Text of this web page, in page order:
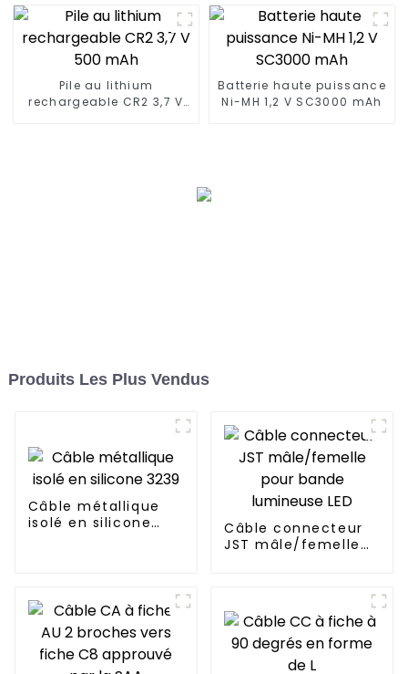
Pile au lithium
rechargeable CR2 3,7 V
Batterie haute puissance
Ni-MH 1,2 V SC3000 mAh
Produits Les Plus Vendus
Câble métallique
isolé en silicone
Câble connecteur
JST mâle/femelle